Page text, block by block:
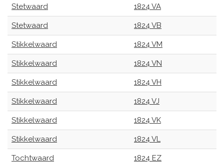
Stetwaard 1824 VA
Stetwaard 1824 VB
Stikkelwaard 1824 VM
Stikkelwaard 1824 VN
Stikkelwaard 1824 VH
Stikkelwaard 1824 VJ
Stikkelwaard 1824 VK
Stikkelwaard 1824 VL
Tochtwaard 1824 EZ